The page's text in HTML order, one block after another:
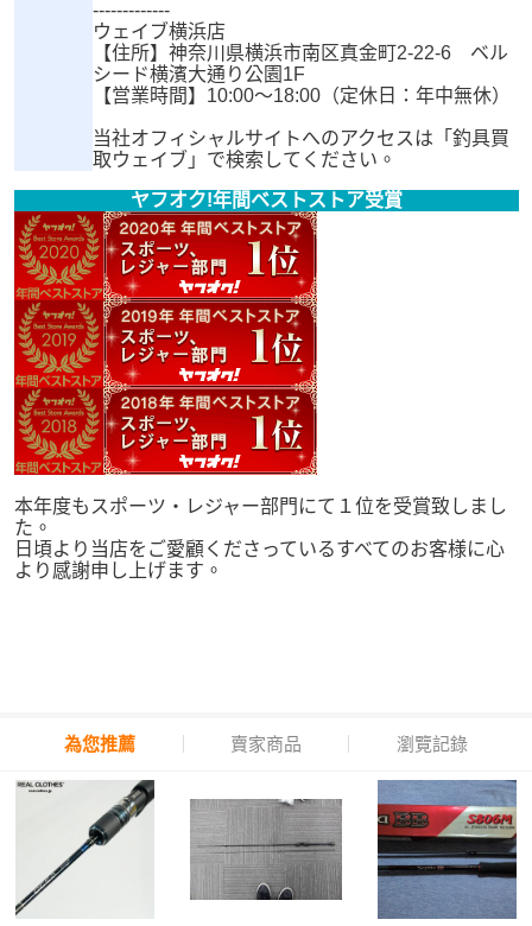
-------------
ウェイブ横浜店
【住所】神奈川県横浜市南区真金町2-22-6 ベル
シード横濱大通り公園1F
【営業時間】10:00～18:00（定休日：年中無休）
当社オフィシャルサイトへのアクセスは「釣具買
取ウェイブ」で検索してください。
ヤフオク!年間ベストストア受賞
本年度もスポーツ・レジャー部門にて１位を受賞致しまし
た。
日頃より当店をご愛顧くださっているすべてのお客様に心
より感謝申し上げます。
為您推薦 賣家商品 瀏覽記錄